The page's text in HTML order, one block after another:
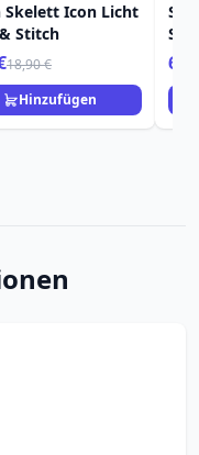
Skelett Icon Licht
Stitch
18,90 €
Hinzufügen